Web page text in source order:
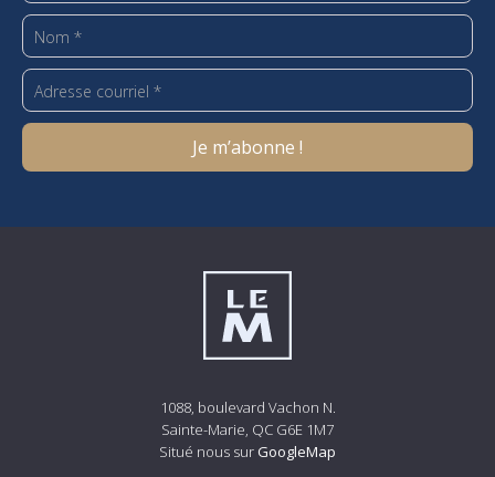
1088, boulevard Vachon N.
Sainte-Marie, QC G6E 1M7
Situé nous sur GoogleMap